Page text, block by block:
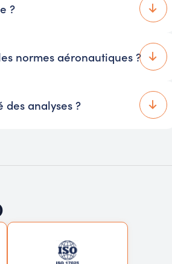
?
normes aéronautiques ?
analyses ?